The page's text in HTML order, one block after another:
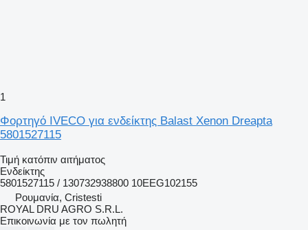
1
Φορτηγό IVECO για ενδείκτης Balast Xenon Dreapta
5801527115
Τιμή κατόπιν αιτήματος
Ενδείκτης
5801527115 / 130732938800 10EEG102155
Ρουμανία, Cristesti
ROYAL DRU AGRO S.R.L.
Επικοινωνία με τον πωλητή